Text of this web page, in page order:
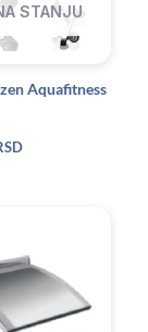
STANJU
Aquafitness